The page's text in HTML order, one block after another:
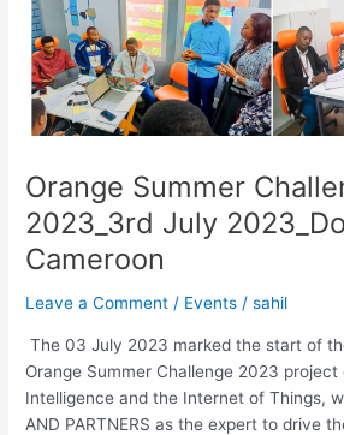
Orange Summer
2023_3rd July
Cameroon
Leave a Comment / Events /sahil
The 03 July 2023 marked the start of
Orange Summer Challenge 2023
Intelligence and the Internet of Things,
AND PARTNERS as the expert to drive